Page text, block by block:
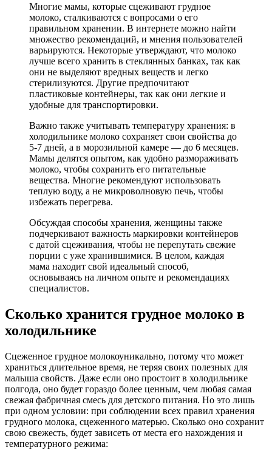
Многие мамы, которые сцеживают грудное
молоко, сталкиваются с вопросами о его
правильном хранении. В интернете можно найти
множество рекомендаций, и мнения пользователей
варьируются. Некоторые утверждают, что молоко
лучше всего хранить в стеклянных банках, так как
они не выделяют вредных веществ и легко
стерилизуются. Другие предпочитают
пластиковые контейнеры, так как они легкие и
удобные для транспортировки.
Важно также учитывать температуру хранения: в
холодильнике молоко сохраняет свои свойства до
5-7 дней, а в морозильной камере — до 6 месяцев.
Мамы делятся опытом, как удобно размораживать
молоко, чтобы сохранить его питательные
вещества. Многие рекомендуют использовать
теплую воду, а не микроволновую печь, чтобы
избежать перегрева.
Обсуждая способы хранения, женщины также
подчеркивают важность маркировки контейнеров
с датой сцеживания, чтобы не перепутать свежие
порции с уже хранившимися. В целом, каждая
мама находит свой идеальный способ,
основываясь на личном опыте и рекомендациях
специалистов.
Сколько хранится грудное молоко в
холодильнике
Сцеженное грудное молокоуникально, потому что может
храниться длительное время, не теряя своих полезных для
малыша свойств. Даже если оно простоит в холодильнике
полгода, оно будет гораздо более ценным, чем любая самая
свежая фабричная смесь для детского питания. Но это лишь
при одном условии: при соблюдении всех правил хранения
грудного молока, сцеженного матерью. Сколько оно сохранит
свою свежесть, будет зависеть от места его нахождения и
температурного режима: